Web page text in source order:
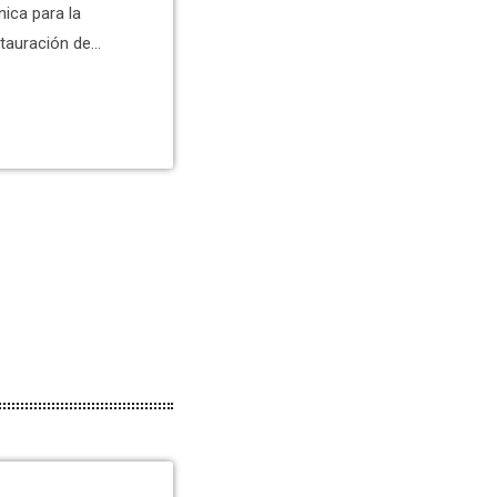
para la
de
de